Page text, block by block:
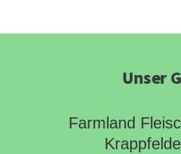
Unser
Farmland